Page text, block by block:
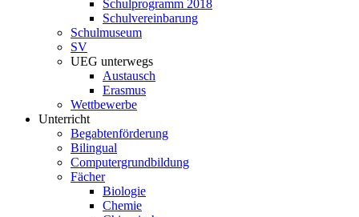
Schulprogramm 2018
Schulvereinbarung
Schulmuseum
SV
UEG unterwegs
Austausch
Erasmus
Wettbewerbe
Unterricht
Begabtenförderung
Bilingual
Computergrundbildung
Fächer
Biologie
Chemie